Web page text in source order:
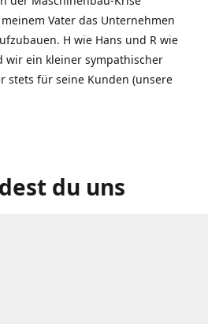
Vater das Unternehmen
H wie Hans und R wie
wir ein kleiner sympathischer
stets für seine Kunden (unsere
du uns